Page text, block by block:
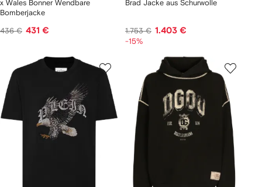
x Wales Bonner Wendbare
Bomberjacke
436 € 431 €
Brad Jacke aus Schurwolle
1.753 € 1.403 €
-15%